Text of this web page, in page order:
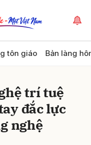
tôn giáo Bản làng
trí tuệ
đắc lực
nghệ